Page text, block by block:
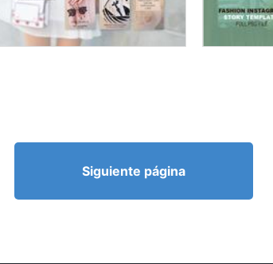
Siguiente página